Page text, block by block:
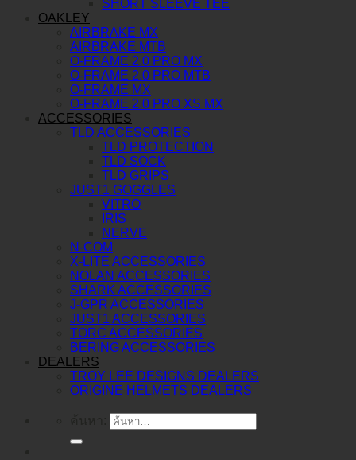
SHORT SLEEVE TEE
OAKLEY
AIRBRAKE MX
AIRBRAKE MTB
O-FRAME 2.0 PRO MX
O-FRAME 2.0 PRO MTB
O-FRAME MX
O-FRAME 2.0 PRO XS MX
ACCESSORIES
TLD ACCESSORIES
TLD PROTECTION
TLD SOCK
TLD GRIPS
JUST1 GOGGLES
VITRO
IRIS
NERVE
N-COM
X-LITE ACCESSORIES
NOLAN ACCESSORIES
SHARK ACCESSORIES
J-GPR ACCESSORIES
JUST1 ACCESSORIES
TORC ACCESSORIES
BERING ACCESSORIES
DEALERS
TROY LEE DESIGNS DEALERS
ORIGINE HELMETS DEALERS